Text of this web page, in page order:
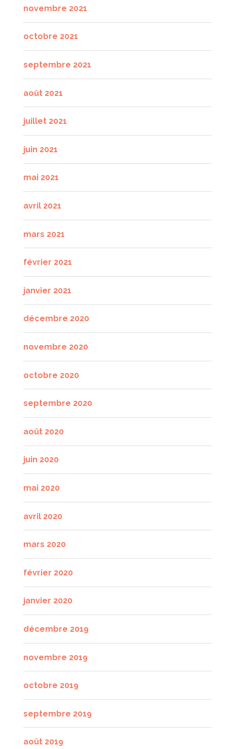
novembre 2021
octobre 2021
septembre 2021
août 2021
juillet 2021
juin 2021
mai 2021
avril 2021
mars 2021
février 2021
janvier 2021
décembre 2020
novembre 2020
octobre 2020
septembre 2020
août 2020
juin 2020
mai 2020
avril 2020
mars 2020
février 2020
janvier 2020
décembre 2019
novembre 2019
octobre 2019
septembre 2019
août 2019